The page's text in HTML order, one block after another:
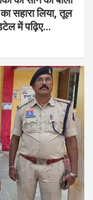
सहारा लिया, तूल
में पढ़िए…